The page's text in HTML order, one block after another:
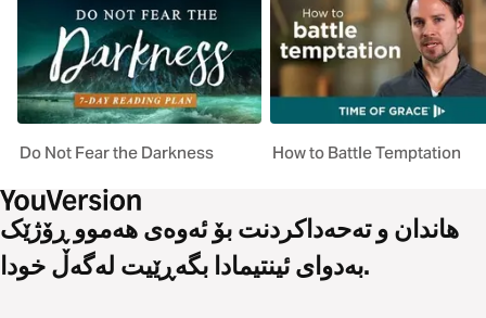
Do Not Fear the Darkness How to Battle Temptation
هاندان و تەحەداکردنت بۆ ئەوەی هەموو ڕۆژێک
بەدوای ئینتیمادا بگەڕێیت لەگەڵ خودا.